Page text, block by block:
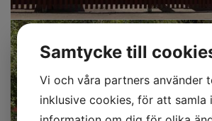
Samtycke till
Vi och våra partners använder
inklusive cookies, för att samla